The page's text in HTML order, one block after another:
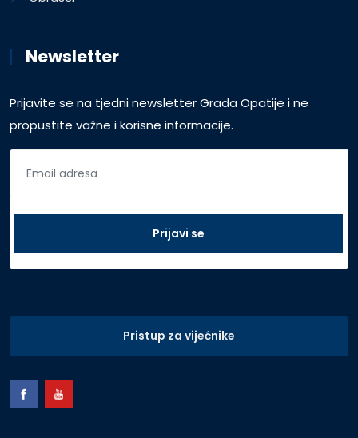
Newsletter
Prijavite se na tjedni newsletter Grada Opatije i ne
propustite važne i korisne informacije.
Pristup za vijećnike